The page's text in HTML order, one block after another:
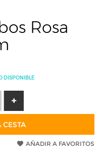
Rosa
DISPONIBLE
AÑADIR A FAVORITOS